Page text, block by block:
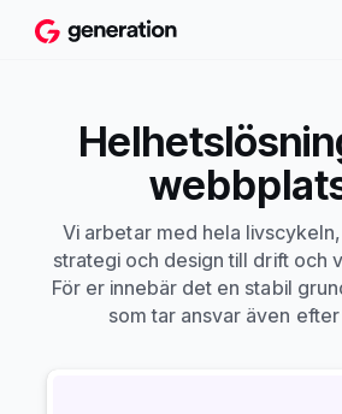
Vi arbetar med hela
strategi och design till drift och
För er innebär det en stabil
som tar ansvar även